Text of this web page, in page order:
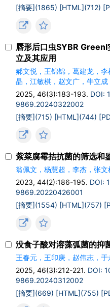
[摘要](1865) [HTML](712)
唇形后口虫SYBR
立及其应用
郝文悦，王锦锦，葛建龙，
晶，江敏棋，赵文广，牛立成
2025, 46(3):183-193. DOI:
9869.20240322002
[摘要](715) [HTML](744)
紫菜腐霉拮抗菌的筛选和
翁佩文，杨慧超，李杰，张
2023, 44(2):186-195. DOI:
9869.20220426001
[摘要](1554) [HTML](757)
没食子酸对溶藻弧菌的抑
王春元，王印庚，赵伟志，
2025, 46(3):212-221. DOI:
9869.20240312002
[摘要](669) [HTML](755)